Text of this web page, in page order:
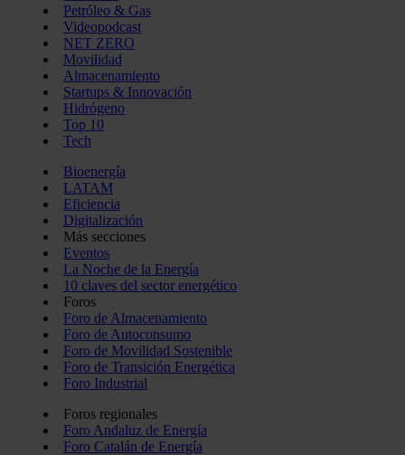
Petróleo & Gas
Videopodcast
NET ZERO
Movilidad
Almacenamiento
Startups & Innovación
Hidrógeno
Top 10
Tech
Bioenergía
LATAM
Eficiencia
Digitalización
Más secciones
Eventos
La Noche de la Energía
10 claves del sector energético
Foros
Foro de Almacenamiento
Foro de Autoconsumo
Foro de Movilidad Sostenible
Foro de Transición Energética
Foro Industrial
Foros regionales
Foro Andaluz de Energía
Foro Catalán de Energía